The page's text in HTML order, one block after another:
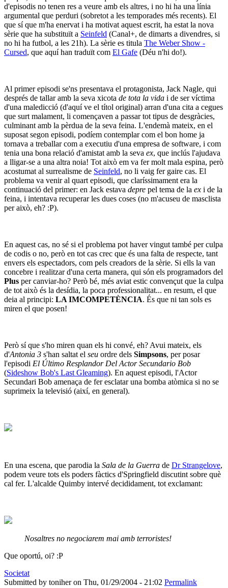
d'episodis no tenen res a veure amb els altres, i no hi ha una línia
argumental que perduri (sobretot a les temporades més recents). El
que sí que m'ha enervat i ha motivat aquest escrit, ha estat la nova
sèrie que ha substituït a Seinfeld (Canal+, de dimarts a divendres, si
no hi ha futbol, a les 21h). La sèrie es titula The Weber Show -
Cursed, que aquí han traduït com El Gafe (Déu n'hi do!).
Al primer episodi se'ns presentava el protagonista, Jack Nagle, qui
després de tallar amb la seva xicota de tota la vida i de ser víctima
d'una maledicció (d'aquí ve el títol original) arran d'una cita a cegues
que surt malament, li començaven a passar tot tipus de desgràcies,
culminant amb la pèrdua de la seva feina. L'endemà mateix, en el
suposat segon episodi, podíem contemplar com el bon home ja
tornava a treballar com a executiu d'una empresa de software, i com
tenia una bona relació d'amistat amb la seva ex, que inclús l'ajudava
a lligar-se a una altra noia! Tot això em va fer molt mala espina, però
acostumat al surrealisme de Seinfeld, no li vaig fer gaire cas. El
problema va venir al quart episodi, que claríssimament era la
continuació del primer: en Jack estava depre pel tema de la ex i de la
feina, i intentava recuperar les dues coses (no m'acuseu de masclista
per això, eh? :P).
En aquest cas, no sé si el problema pot haver vingut també per culpa
de codis o no, però en tot cas crec que és una falta de respecte, tant
envers els espectadors, com pels creadors de la sèrie. Si ells la van
concebre i realitzar d'una certa manera, qui són els programadors del
Plus per canviar-ho? Però bé, més aviat estic convençut que la culpa
de tot això és la desídia, la poca professionalitat... en resum, el que
deia al principi: LA IMCOMPETÈNCIA. És que ni tan sols es
miren el que posen!
Però sí que s'ho miren quan els hi convé, eh? Avui mateix, els
d'Antonia 3 s'han saltat el seu ordre dels Simpsons, per posar
l'episodi El Último Resplandor Del Actor Secundario Bob
(Sideshow Bob's Last Gleaming). En aquest episodi, l'Actor
Secundari Bob amenaça de fer esclatar una bomba atòmica si no se
suprimeix la televisió (així, en general).
En una escena, que parodia la Sala de la Guerra de Dr Strangelove,
podem veure tots els poders fàctics d'Springfield discutint sobre què
cal fer. L'alcalde Quimby intervé decididament, tot exclamant:
Nosaltres no negociarem mai amb terroristes!
Que oportú, oi? :P
Societat
Submitted by toniheron Thu, 01/29/2004 - 21:02 Permalink